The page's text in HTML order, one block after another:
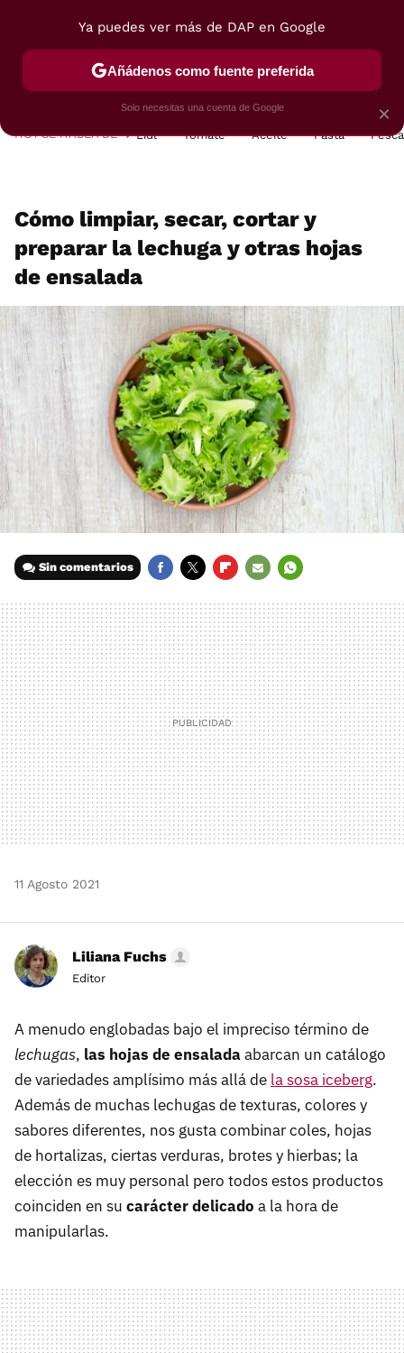
POSTRES VIAJES SELECCIÓN VEGUI
HOY SE HABLA DE Lidl Tomate Aceite Pasta
Cómo limpiar, secar, cortar y
preparar la lechuga y otras hojas
de ensalada
Sin comentarios
MAIL
11 Agosto 2021
Liliana Fuchs
Editor
A menudo englobadas bajo el impreciso término de
lechugas, las hojas de ensaladaabarcan un catálogo
de variedades amplísimo más allá de la sosa iceberg.
Además de muchas lechugas de texturas, colores y
sabores diferentes, nos gusta combinar coles, hojas
de hortalizas, ciertas verduras, brotes y hierbas; la
elección es muy personal pero todos estos productos
coinciden en su carácter delicado a la hora de
manipularlas.
×
Ya puedes ver más de DAP en Google
Añádenos como fuente preferida
Solo necesitas una cuenta de Google